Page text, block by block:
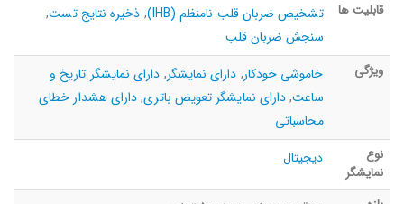
قابلیت ها تشخیص ضربان قلب نامنظم (IHB) , ذخیره نتایج تست,
سنجش ضربان قلب
ویژگی خاموشی خودکار, دارای نمایشگر, دارای نمایشگر تاریخ و
ساعت,دارای نمایشگر تعویض باتری,دارای هشدار خطای
محاسباتی
نوع
نمایشگر
دیجیتال